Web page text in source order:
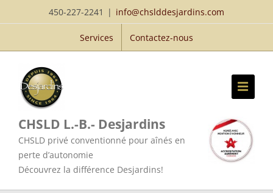
au
450-227-2241 | info@chslddesjardins.com
Services Contactez-nous
CHSLD L.-B.- Desjardins
CHSLD privé conventionné pour aînés en
perte d’autonomie
Découvrez la différence Desjardins!